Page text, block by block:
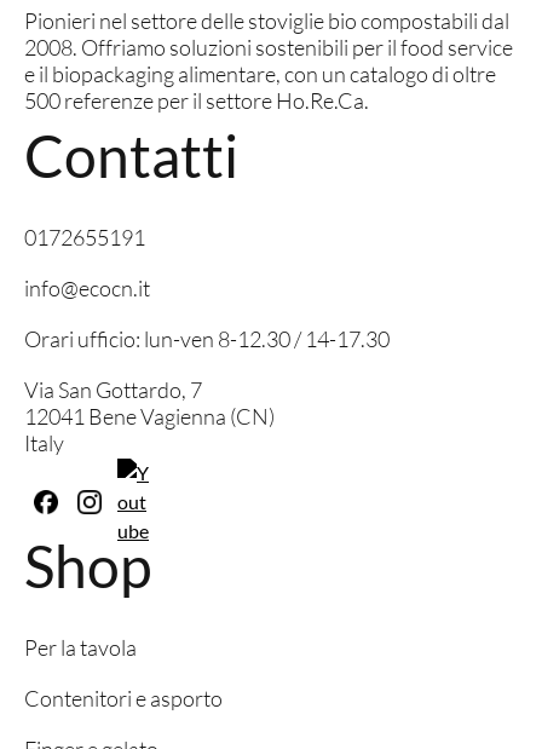
Pionieri nel settore delle stoviglie bio compostabili dal
2008. Offriamo soluzioni sostenibili per il food service
e il biopackaging alimentare, con un catalogo di oltre
500 referenze per il settore Ho.Re.Ca.
Contatti
0172655191
info@ecocn.it
Orari ufficio: lun-ven 8-12.30 / 14-17.30
Via San Gottardo, 7
12041 Bene Vagienna (CN)
Italy
Shop
Per la tavola
Contenitori e asporto